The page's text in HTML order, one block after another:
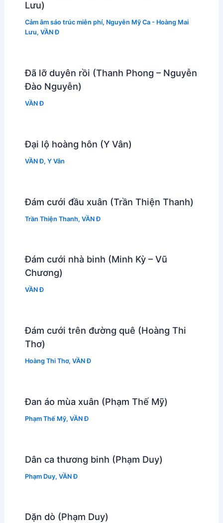
Lưu)
Cảm âm sáo trúc miễn phí, Nguyễn Mỹ Ca - Hoàng Mai
Lưu, VẦN Đ
Đã lỡ duyên rồi (Thanh Phong – Nguyễn
Đào Nguyễn)
VẦN Đ
Đại lộ hoàng hôn (Y Vân)
VẦN Đ, Y Vân
Đám cưới đầu xuân (Trần Thiện Thanh)
Trần Thiện Thanh, VẦN Đ
Đám cưới nhà binh (Minh Kỳ – Vũ
Chương)
VẦN Đ
Đám cưới trên đường quê (Hoàng Thi
Thơ)
Hoàng Thi Thơ, VẦN Đ
Đan áo mùa xuân (Phạm Thế Mỹ)
Phạm Thế Mỹ, VẦN Đ
Dân ca thương binh (Phạm Duy)
Phạm Duy, VẦN Đ
Dặn dò (Phạm Duy)